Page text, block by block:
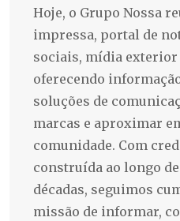
Hoje, o Grupo Nossa
impressa, portal de
sociais, mídia exterior
oferecendo
soluções de
marcas e aproximar
comunidade. Com
construída ao longo
décadas, seguimos
missão de informar,